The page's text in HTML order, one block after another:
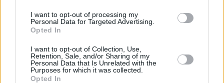
I want to opt-out of processing my
Personal Data for Targeted Advertising.
Opted In
I want to opt-out of Collection, Use,
Retention, Sale, and/or Sharing of my
Personal Data that Is Unrelated with the
Purposes for which it was collected.
Opted In